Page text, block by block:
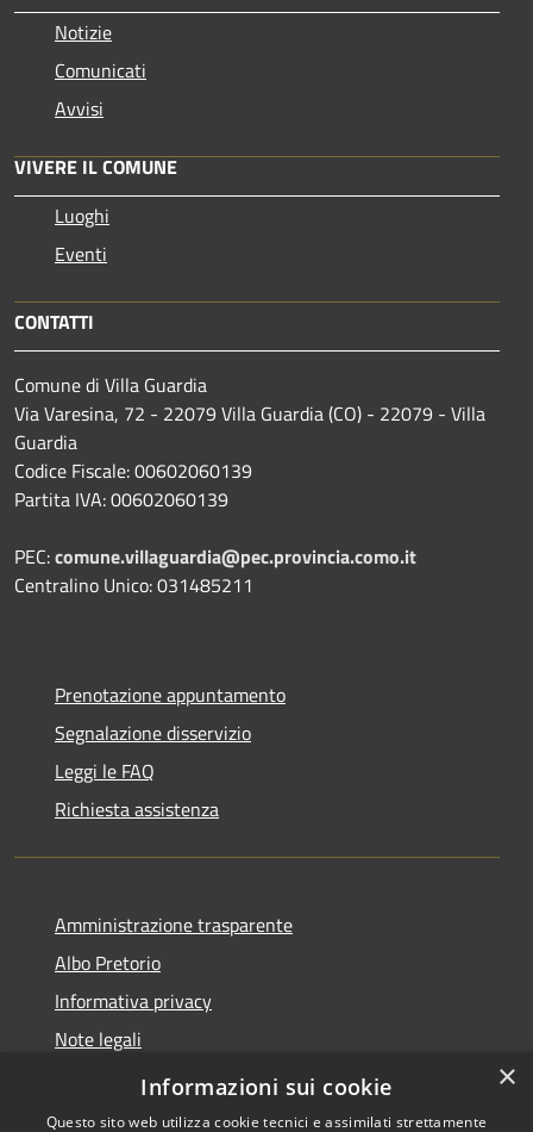
Notizie
Comunicati
Avvisi
VIVERE IL COMUNE
Luoghi
Eventi
CONTATTI
Comune di Villa Guardia
Via Varesina, 72 - 22079 Villa Guardia (CO) - 22079 - Villa
Guardia
Codice Fiscale: 00602060139
Partita IVA: 00602060139
PEC:comune.villaguardia@pec.provincia.como.it
Centralino Unico: 031485211
Prenotazione appuntamento
Segnalazione disservizio
Leggi le FAQ
Richiesta assistenza
Amministrazione trasparente
Albo Pretorio
Informativa privacy
Note legali
Dichiarazione di accessibilità
×
Informazioni sui cookie
Questo sito web utilizza cookie tecnici e assimilati strettamente